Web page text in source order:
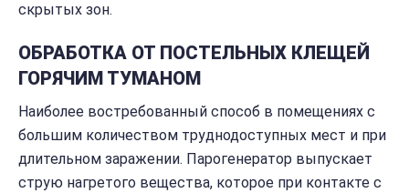
скрытых зон.
ОБРАБОТКА ОТ ПОСТЕЛЬНЫХ КЛЕЩЕЙ
ГОРЯЧИМ ТУМАНОМ
Наиболее востребованный способ в помещениях с
большим количеством труднодоступных мест и при
длительном заражении. Парогенератор выпускает
струю нагретого вещества, которое при контакте с